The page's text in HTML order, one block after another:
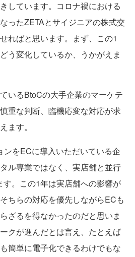
しています。コロナ禍における
ったZETAとサイジニアの株式交
ればと思います。まず、この1
う変化しているか、うかがえま
いるBtoCの大手企業のマーケテ
重な判断、臨機応変な対応が求
ます。
をECに導入いただいている企
ル専業ではなく、実店舗と並行
す。この1年は実店舗への影響が
ちらの対応を優先しながらECも
ざるを得なかったのだと思いま
クが進んだとは言え、たとえば
簡単に電子化できるわけでもな